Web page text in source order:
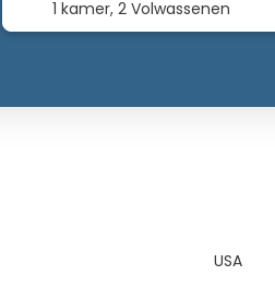
1 kamer, 2 Volwassenen
USA